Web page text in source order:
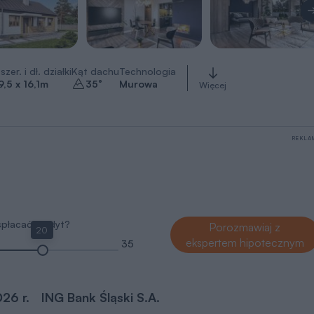
i dł. działki
x 16,1m
Kąt dachu
35°
Technologia
Murowa
Więcej
kredyt?
20
35
Porozmawiaj z
ekspertem hipotecznym
r. ING Bank Śląski S.A.